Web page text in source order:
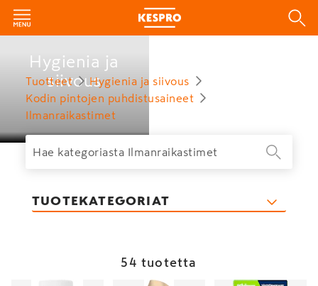
Hygienia ja
siivous
Tuotteet
Hygienia ja siivous
Kodin pintojen puhdistusaineet
Ilmanraikastimet
TUOTEKATEGORIAT
54 tuotetta